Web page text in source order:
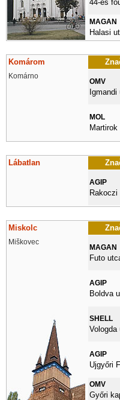
44-es
MAGAN
Halasi
Komárom
Komárno
OMV
Igmandi
MOL
Martirok
Lábatlan
AGIP
Rakoczi
Miskolc
Miškovec
MAGAN
Futo
AGIP
Boldva
SHELL
Vologda
AGIP
Ujgyőri
OMV
Győri